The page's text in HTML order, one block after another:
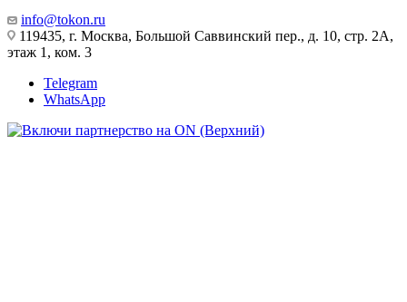
info@tokon.ru
119435, г. Москва, Большой Саввинский пер., д. 10, стр. 2А,
этаж 1, ком. 3
Telegram
WhatsApp